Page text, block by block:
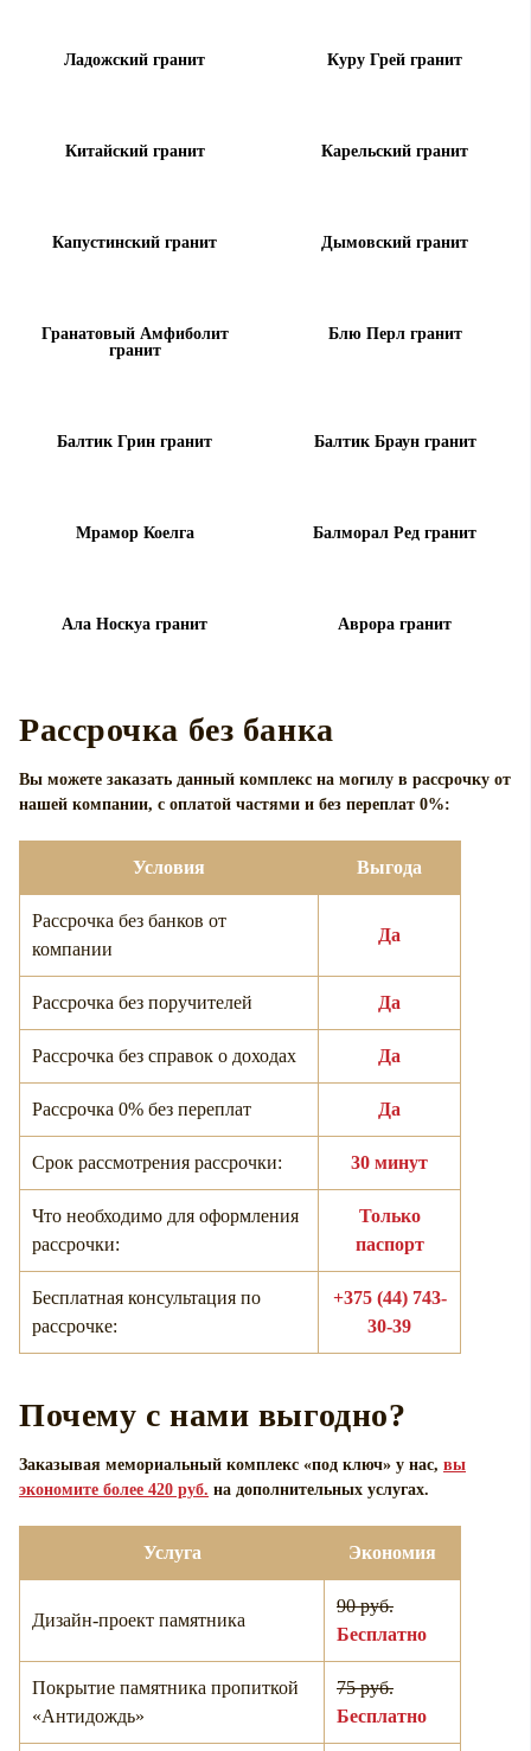
Ладожский гранит Куру Грей гранит
Китайский гранит Карельский гранит
Капустинский гранит Дымовский гранит
Гранатовый Амфиболит
гранит
Блю Перл гранит
Балтик Грин гранит Балтик Браун гранит
Мрамор Коелга Балморал Ред гранит
Ала Носкуа гранит Аврора гранит
Рассрочка без банка
Вы можете заказать данный комплекс на могилу в рассрочку от
нашей компании, с оплатой частями и без переплат 0%:
Условия Выгода
Рассрочка без банков от
компании
Да
Рассрочка без поручителей Да
Рассрочка без справок о доходах Да
Рассрочка 0% без переплат Да
Срок рассмотрения рассрочки: 30 минут
Что необходимо для оформления
рассрочки:
Только
паспорт
Бесплатная консультация по
рассрочке:
+375 (44) 743-
30-39
Почему с нами выгодно?
Заказывая мемориальный комплекс «под ключ» у нас, вы
экономите более 420 руб. на дополнительных услугах.
Услуга Экономия
Дизайн-проект памятника
90 руб.
Бесплатно
Покрытие памятника пропиткой
«Антидождь»
75 руб.
Бесплатно